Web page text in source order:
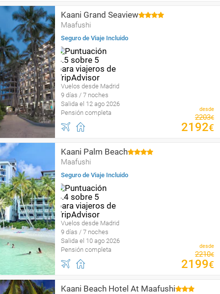
Kaani Grand Seaview
Maafushi
Seguro de Viaje Incluido
Vuelos desde Madrid
9 días / 7 noches
Salida el 12 ago 2026
Pensión completa
desde
2203€
2192€
Kaani Palm Beach
Maafushi
Seguro de Viaje Incluido
Vuelos desde Madrid
9 días / 7 noches
Salida el 10 ago 2026
Pensión completa
desde
2210€
2199€
Kaani Beach Hotel At Maafushi